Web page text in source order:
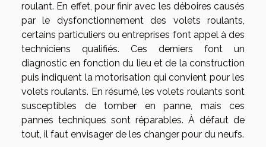
roulant. En effet, pour finir avec les déboires causés
par le dysfonctionnement des volets roulants,
certains particuliers ou entreprises font appel à des
techniciens qualifiés. Ces derniers font un
diagnostic en fonction du lieu et de la construction
puis indiquent la motorisation qui convient pour les
volets roulants. En résumé, les volets roulants sont
susceptibles de tomber en panne, mais ces
pannes techniques sont réparables. À défaut de
tout, il faut envisager de les changer pour du neufs.